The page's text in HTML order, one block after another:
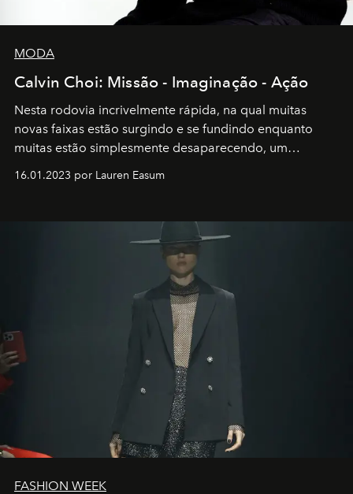
MODA
Calvin Choi: Missão - Imaginação - Ação
Nesta rodovia incrivelmente rápida, na qual muitas
novas faixas estão surgindo e se fundindo enquanto
muitas estão simplesmente desaparecendo, um
transportador AMTD abrindo caminho para muitos
por propósitos, com um claro senso de missão na vida e
16.01.2023 por Lauren Easum
FASHION WEEK